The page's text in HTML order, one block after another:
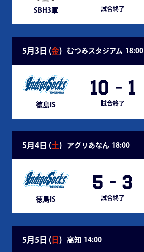
SBH3軍 試合終了
5月3日 (金) むつみスタジアム 18:00
徳島IS
10 - 1
試合終了
5月4日 (土) アグリあなん 18:00
徳島IS
5 - 3
試合終了
5月5日 ( 日 ) 高知 14:00